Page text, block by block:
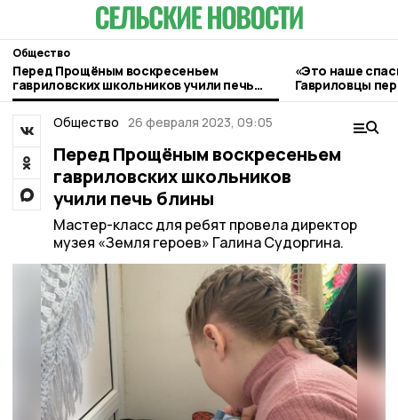
Общество
Перед Прощёным воскресеньем
гавриловских школьников учили печь
блины
«Это наше
Гавриловцы
заработок в
Общество 26 февраля 2023, 09:05
Перед Прощёным воскресеньем
гавриловских школьников
учили печь блины
Мастер-класс для ребят провела директор
музея «Земля героев» Галина Судоргина.